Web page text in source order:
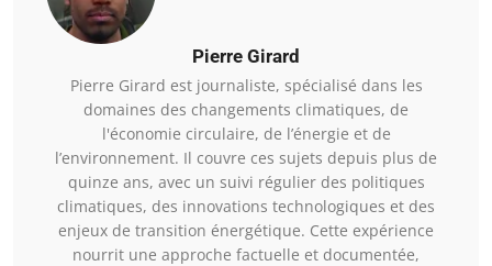
Pierre Girard
Pierre Girard est journaliste, spécialisé dans les
domaines des changements climatiques, de
l'économie circulaire, de l’énergie et de
l’environnement. Il couvre ces sujets depuis plus de
quinze ans, avec un suivi régulier des politiques
climatiques, des innovations technologiques et des
enjeux de transition énergétique. Cette expérience
nourrit une approche factuelle et documentée,